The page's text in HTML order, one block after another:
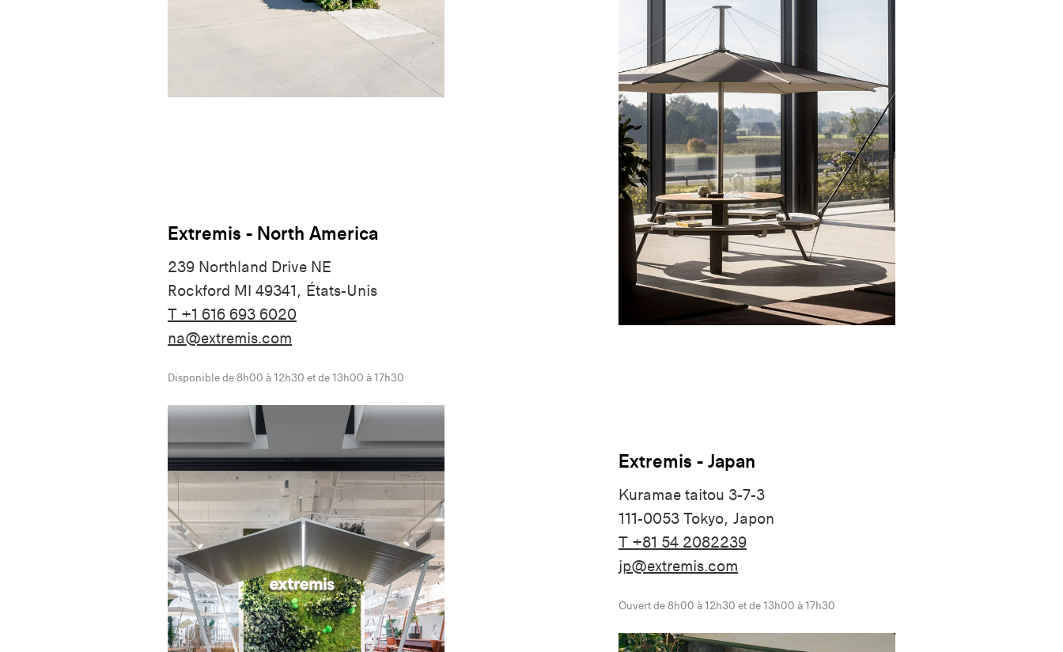
Extremis - North America
239 Northland Drive NE
Rockford MI 49341, États-Unis
T +1 616 693 6020
na@extremis.com
Disponible de 8h00 à 12h30 et de 13h00 à 17h30
Extremis - Japan
Kuramae taitou 3-7-3
111-0053 Tokyo, Japon
T +81 54 2082239
jp@extremis.com
Ouvert de 8h00 à 12h30 et de 13h00 à 17h30